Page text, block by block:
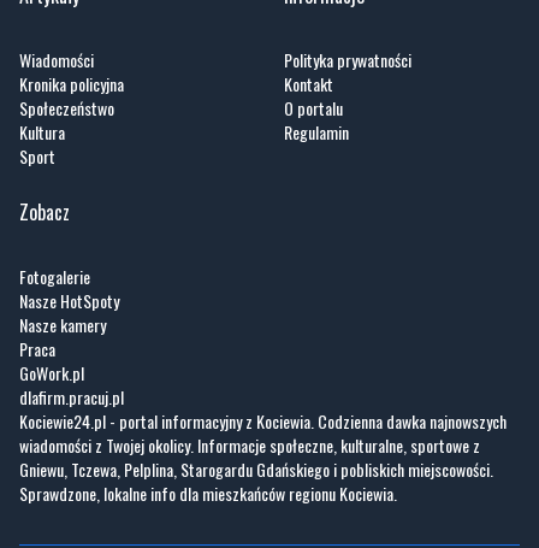
Wiadomości
Kronika policyjna
Społeczeństwo
Kultura
Sport
Polityka prywatności
Kontakt
O portalu
Regulamin
Zobacz
Fotogalerie
Nasze HotSpoty
Nasze kamery
Praca
GoWork.pl
dlafirm.pracuj.pl
Kociewie24.pl - portal informacyjny z Kociewia. Codzienna dawka najnowszych
wiadomości z Twojej okolicy. Informacje społeczne, kulturalne, sportowe z
Gniewu, Tczewa, Pelplina, Starogardu Gdańskiego i pobliskich miejscowości.
Sprawdzone, lokalne info dla mieszkańców regionu Kociewia.